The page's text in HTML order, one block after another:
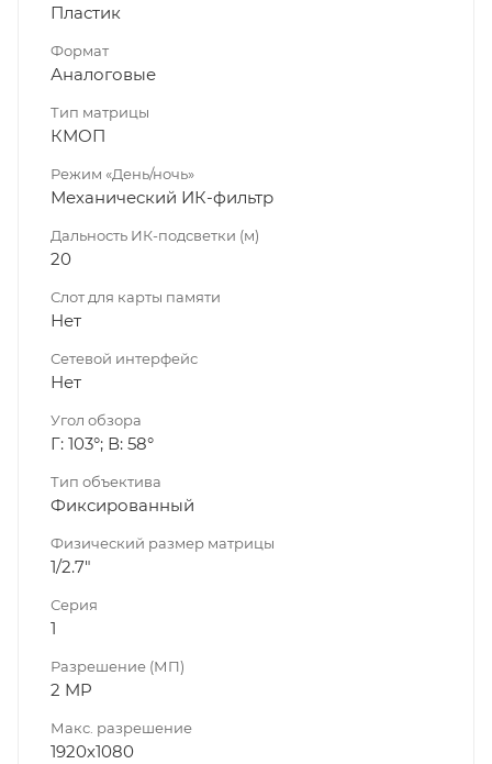
Пластик
Формат
Аналоговые
Тип матрицы
КМОП
Режим «День/ночь»
Механический ИК-фильтр
Дальность ИК-подсветки (м)
20
Слот для карты памяти
Нет
Сетевой интерфейс
Нет
Угол обзора
Г: 103°; В: 58°
Тип объектива
Фиксированный
Физический размер матрицы
1/2.7"
Серия
1
Разрешение (МП)
2 MP
Макс. разрешение
1920х1080